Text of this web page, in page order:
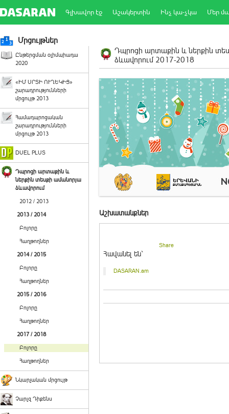
Գլխավոր էջ Աշակերտին Ինչ կա-չկա Մեր
Մրցույթներ
Ընթերցման օլիմպիադա
2020
«ԻՄ ՍՐՏԻ ՈՒՂԵԿԻՑ»
շարադրությունների
մրցույթ 2013
Համադպրոցական
շարադրությունների
մրցույթ 2013
DUEL PLUS
Դպրոցի արտաքին և
ներքին տեսքի ամանորյա
ձևավորում
2012 / 2013
2013 / 2014
Բոլորը
Հաղթողներ
2014 / 2015
Բոլորը
Հաղթողներ
2015 / 2016
Բոլորը
Հաղթողներ
2017 / 2018
Բոլորը
Հաղթողներ
Նկարչական մրցույթ
Չարլզ Դիքենս
Դպրոցի արտաքին և ներքին
ձևավորում 2017-2018
Աշխատանքներ
Հավանել են`
Share
DASARAN.am